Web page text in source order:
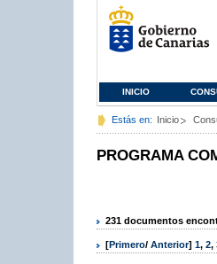
INICIO
Estás en: Inicio
PROGRAMA
231 documentos
[Primero/ Anterior] 1, 2,